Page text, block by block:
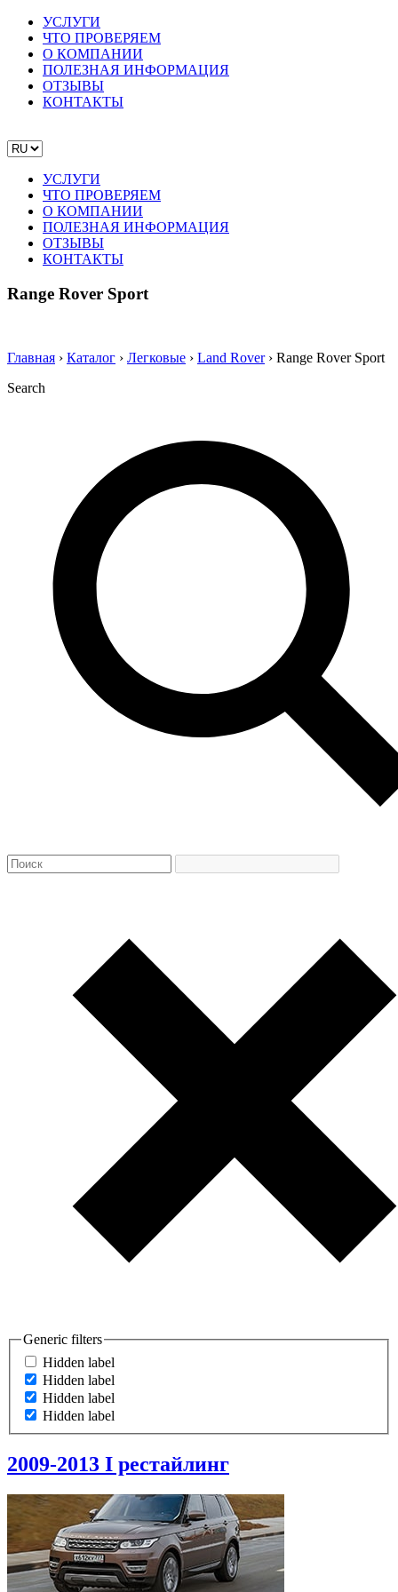
УСЛУГИ
ЧТО ПРОВЕРЯЕМ
О КОМПАНИИ
ПОЛЕЗНАЯ ИНФОРМАЦИЯ
ОТЗЫВЫ
КОНТАКТЫ
УСЛУГИ
ЧТО ПРОВЕРЯЕМ
О КОМПАНИИ
ПОЛЕЗНАЯ ИНФОРМАЦИЯ
ОТЗЫВЫ
КОНТАКТЫ
Range Rover Sport
Главная › Каталог › Легковые › Land Rover› Range Rover Sport
Search
Generic filters
Hidden label
Hidden label
Hidden label
Hidden label
2009-2013 I рестайлинг